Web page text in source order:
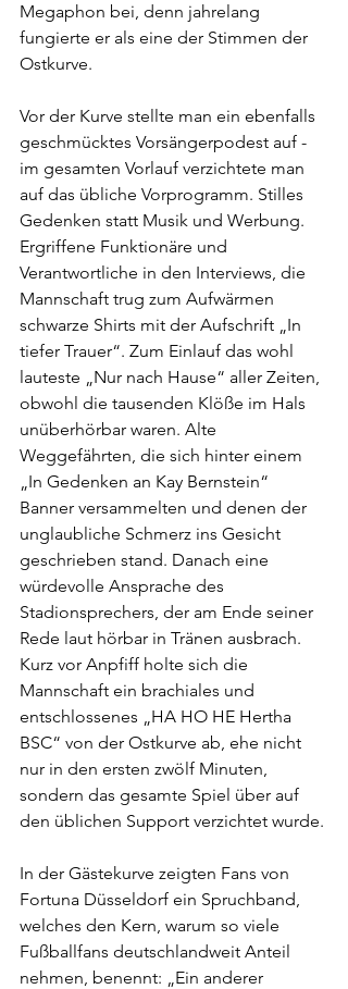
Megaphon bei, denn jahrelang
fungierte er als eine der Stimmen der
Ostkurve.
Vor der Kurve stellte man ein ebenfalls
geschmücktes Vorsängerpodest auf -
im gesamten Vorlauf verzichtete man
auf das übliche Vorprogramm. Stilles
Gedenken statt Musik und Werbung.
Ergriffene Funktionäre und
Verantwortliche in den Interviews, die
Mannschaft trug zum Aufwärmen
schwarze Shirts mit der Aufschrift „In
tiefer Trauer“. Zum Einlauf das wohl
lauteste „Nur nach Hause“ aller Zeiten,
obwohl die tausenden Klöße im Hals
unüberhörbar waren. Alte
Weggefährten, die sich hinter einem
„In Gedenken an Kay Bernstein“
Banner versammelten und denen der
unglaubliche Schmerz ins Gesicht
geschrieben stand. Danach eine
würdevolle Ansprache des
Stadionsprechers, der am Ende seiner
Rede laut hörbar in Tränen ausbrach.
Kurz vor Anpfiff holte sich die
Mannschaft ein brachiales und
entschlossenes „HA HO HE Hertha
BSC“ von der Ostkurve ab, ehe nicht
nur in den ersten zwölf Minuten,
sondern das gesamte Spiel über auf
den üblichen Support verzichtet wurde.
In der Gästekurve zeigten Fans von
Fortuna Düsseldorf ein Spruchband,
welches den Kern, warum so viele
Fußballfans deutschlandweit Anteil
nehmen, benennt: „Ein anderer